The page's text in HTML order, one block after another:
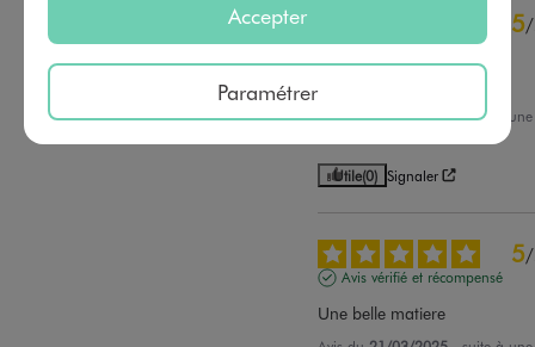
5/
Avis vérifié et récompensé
Avis du21/03/2025 , suite à
Utile(0) Signaler
5/
Avis vérifié et récompensé
Une belle matiere
Accepter
Paramétrer